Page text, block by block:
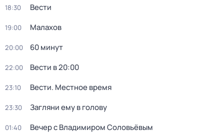
18:30 Вести
19:00 Малахов
20:00 60 минут
22:00 Вести в 20:00
23:10 Вести. Местное время
23:30 Загляни ему в голову
01:40 Вечер с Владимиром Соловьёвым